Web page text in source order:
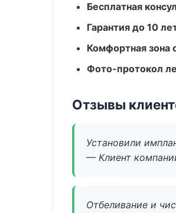
Бесплатная
Гарантия до 10
Комфортная зона
Фото-протокол
Отзывы
Установили
— Клиент
Отбеливание и